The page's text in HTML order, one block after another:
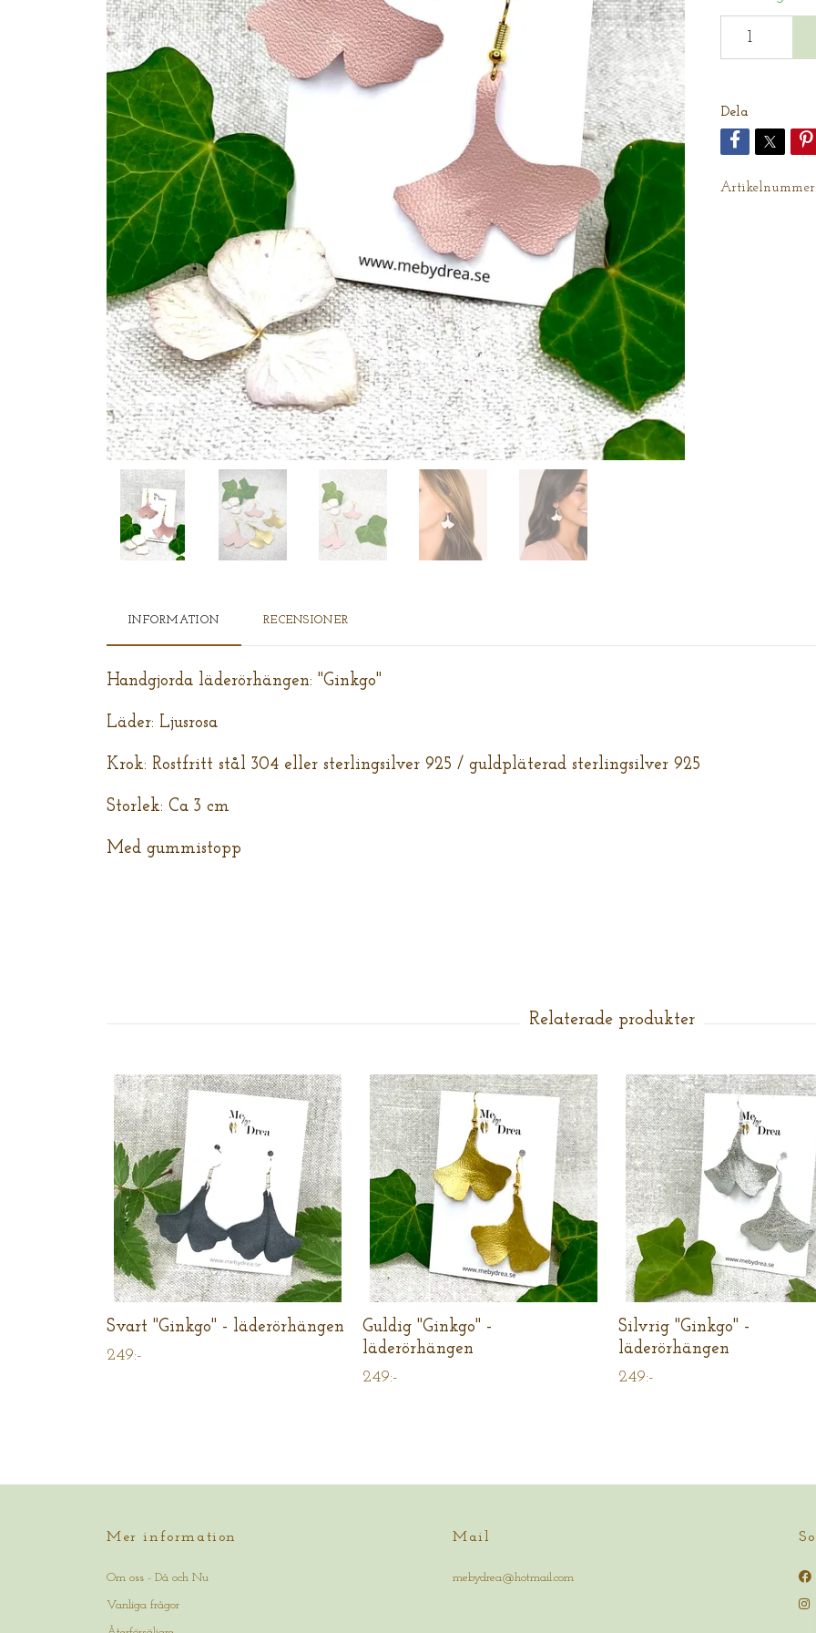
Dela
Artikelnummer:
INFORMATION RECENSIONER
Handgjorda läderörhängen: "Ginkgo"
Läder: Ljusrosa
Krok: Rostfritt stål 304 eller sterlingsilver 925 / guldpläterad sterlingsilver 925
Storlek: Ca 3 cm
Med gummistopp
Svart "Ginkgo" - läderörhängen
249:-
Guldig "Ginkgo" -
läderörhängen
249:-
Silvrig "Ginkgo" -
läderörhängen
249:-
Mer information
Om oss - Då och Nu
Vanliga frågor
Mail
mebydrea@hotmail.com